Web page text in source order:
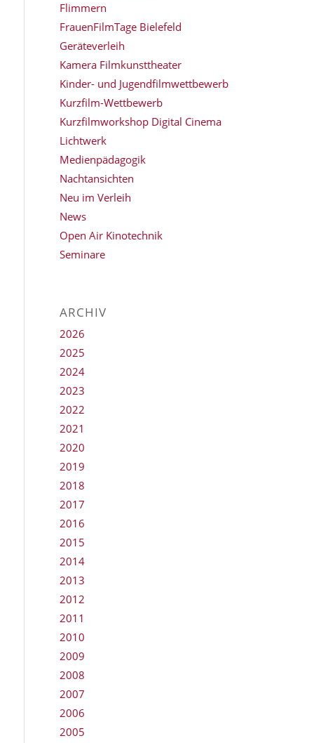
Flimmern
FrauenFilmTage Bielefeld
Geräteverleih
Kamera Filmkunsttheater
Kinder- und Jugendfilmwettbewerb
Kurzfilm-Wettbewerb
Kurzfilmworkshop Digital Cinema
Lichtwerk
Medienpädagogik
Nachtansichten
Neu im Verleih
News
Open Air Kinotechnik
Seminare
ARCHIV
2026
2025
2024
2023
2022
2021
2020
2019
2018
2017
2016
2015
2014
2013
2012
2011
2010
2009
2008
2007
2006
2005